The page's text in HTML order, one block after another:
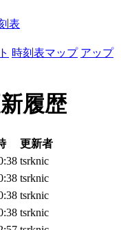
表
時刻表マップ アップ
履歴
更新者
tsrknic
tsrknic
tsrknic
tsrknic